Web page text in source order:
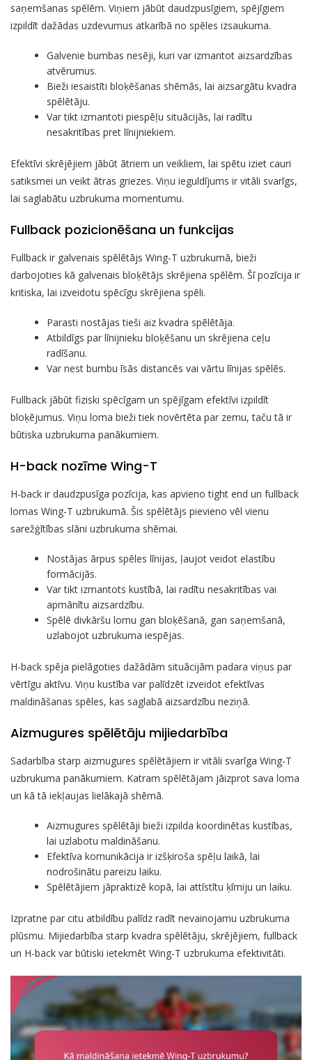
saņemšanas spēlēm. Viņiem jābūt daudzpusīgiem, spējīgiem
izpildīt dažādas uzdevumus atkarībā no spēles izsaukuma.
Galvenie bumbas nesēji, kuri var izmantot aizsardzības
atvērumus.
Bieži iesaistīti bloķēšanas shēmās, lai aizsargātu kvadra
spēlētāju.
Var tikt izmantoti piespēļu situācijās, lai radītu
nesakritības pret līnijniekiem.
Efektīvi skrējējiem jābūt ātriem un veikliem, lai spētu iziet cauri
satiksmei un veikt ātras griezes. Viņu ieguldījums ir vitāli svarīgs,
lai saglabātu uzbrukuma momentumu.
Fullback pozicionēšana un funkcijas
Fullback ir galvenais spēlētājs Wing-T uzbrukumā, bieži
darbojoties kā galvenais bloķētājs skrējiena spēlēm. Šī pozīcija ir
kritiska, lai izveidotu spēcīgu skrējiena spēli.
Parasti nostājas tieši aiz kvadra spēlētāja.
Atbildīgs par līnijnieku bloķēšanu un skrējiena ceļu
radīšanu.
Var nest bumbu īsās distancēs vai vārtu līnijas spēlēs.
Fullback jābūt fiziski spēcīgam un spējīgam efektīvi izpildīt
bloķējumus. Viņu loma bieži tiek novērtēta par zemu, taču tā ir
būtiska uzbrukuma panākumiem.
H-back nozīme Wing-T
H-back ir daudzpusīga pozīcija, kas apvieno tight end un fullback
lomas Wing-T uzbrukumā. Šis spēlētājs pievieno vēl vienu
sarežģītības slāni uzbrukuma shēmai.
Nostājas ārpus spēles līnijas, ļaujot veidot elastību
formācijās.
Var tikt izmantots kustībā, lai radītu nesakritības vai
apmānītu aizsardzību.
Spēlē divkāršu lomu gan bloķēšanā, gan saņemšanā,
uzlabojot uzbrukuma iespējas.
H-back spēja pielāgoties dažādām situācijām padara viņus par
vērtīgu aktīvu. Viņu kustība var palīdzēt izveidot efektīvas
maldināšanas spēles, kas saglabā aizsardzību neziņā.
Aizmugures spēlētāju mijiedarbība
Sadarbība starp aizmugures spēlētājiem ir vitāli svarīga Wing-T
uzbrukuma panākumiem. Katram spēlētājam jāizprot sava loma
un kā tā iekļaujas lielākajā shēmā.
Aizmugures spēlētāji bieži izpilda koordinētas kustības,
lai uzlabotu maldināšanu.
Efektīva komunikācija ir izšķiroša spēļu laikā, lai
nodrošinātu pareizu laiku.
Spēlētājiem jāpraktizē kopā, lai attīstītu ķīmiju un laiku.
Izpratne par citu atbildību palīdz radīt nevainojamu uzbrukuma
plūsmu. Mijiedarbība starp kvadra spēlētāju, skrējējiem, fullback
un H-back var būtiski ietekmēt Wing-T uzbrukuma efektivitāti.